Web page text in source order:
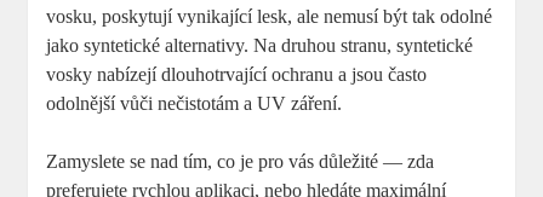
vosku, poskytují vynikající lesk, ale nemusí být tak odolné
jako syntetické alternativy. Na druhou stranu, syntetické
vosky nabízejí dlouhotrvající ochranu a jsou často
odolnější vůči nečistotám a UV záření.
Zamyslete se nad tím, co je pro vás důležité — zda
preferujete rychlou aplikaci, nebo hledáte maximální